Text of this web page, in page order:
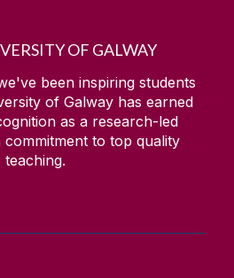
OF GALWAY
been inspiring students
of Galway has earned
as a research-led
commitment to top quality
teaching.